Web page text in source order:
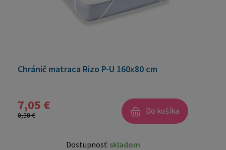
Chránič matraca Rizo P-U 160x80 cm
7,05 €
8,38 € Do košíka
Dostupnosť: skladom